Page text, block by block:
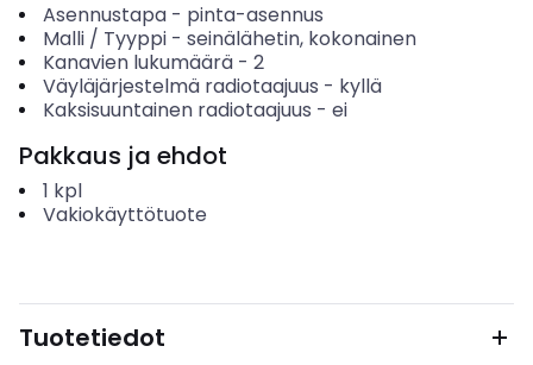
Asennustapa- pinta-asennus
Malli / Tyyppi- seinälähetin, kokonainen
Kanavien lukumäärä- 2
Väyläjärjestelmä radiotaajuus - kyllä
Kaksisuuntainen radiotaajuus - ei
Pakkaus ja ehdot
1 kpl
Vakiokäyttötuote
Tuotetiedot